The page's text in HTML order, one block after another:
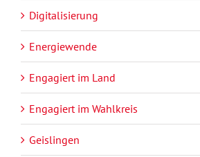
Digitalisierung
Energiewende
Engagiert im Land
Engagiert im Wahlkreis
Geislingen